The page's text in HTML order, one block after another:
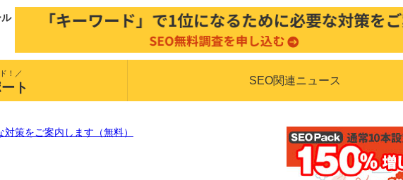
！／
ト SEO関連ニュース
策をご案内します（無料）